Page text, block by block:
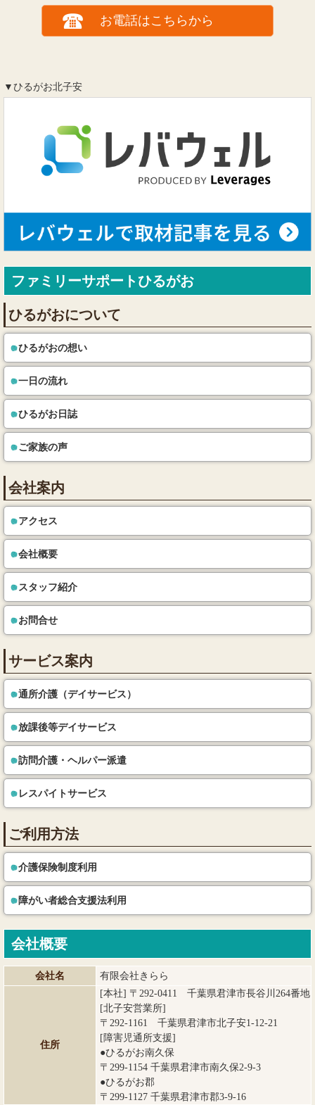
お電話はこちらから
▼ひるがお北子安
ファミリーサポートひるがお
ひるがおについて
ひるがおの想い
一日の流れ
ひるがお日誌
ご家族の声
会社案内
アクセス
会社概要
スタッフ紹介
お問合せ
サービス案内
通所介護（デイサービス）
放課後等デイサービス
訪問介護・ヘルパー派遣
レスパイトサービス
ご利用方法
介護保険制度利用
障がい者総合支援法利用
会社概要
会社名 有限会社きらら
住所
[本社] 〒292-0411 千葉県君津市長谷川264番地
[北子安営業所]
〒292-1161 千葉県君津市北子安1-12-21
[障害児通所支援]
●ひるがお南久保
〒299-1154 千葉県君津市南久保2-9-3
●ひるがお郡
〒299-1127 千葉県君津市郡3-9-16